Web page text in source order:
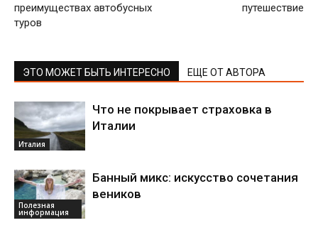
преимуществах автобусных
туров
путешествие
ЭТО МОЖЕТ БЫТЬ ИНТЕРЕСНО ЕЩЕ ОТ АВТОРА
Италия
Что не покрывает страховка в
Италии
Полезная
информация
Банный микс: искусство сочетания
веников